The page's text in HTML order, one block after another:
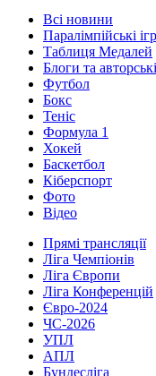
Всі новини
Паралімпійські
Таблиця Медалей
Блоги та
Футбол
Бокс
Теніс
Формула 1
Хокей
Баскетбол
Кіберспорт
Фото
Відео
Прямі трансляції
Ліга Чемпіонів
Ліга Європи
Ліга Конференцій
Євро-2024
ЧС-2026
УПЛ
АПЛ
Бундесліга